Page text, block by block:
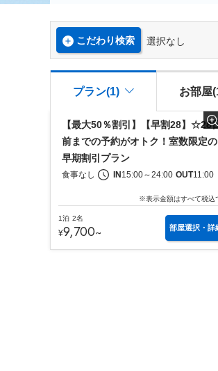
こだわり検索 選択なし
プラン(1) お部屋
【最大50％割引】【早割28】☆28
前までの予約がオトク！室数限定の
早期割引プラン
食事なし IN15:00～24:00 OUT11:00
※表示金額はすべて税込
1泊 2名
¥9,700~ 部屋選択・詳